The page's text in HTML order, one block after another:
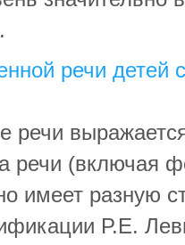
речи детей
речи
речи (включая
имеет разную
Р.Е.